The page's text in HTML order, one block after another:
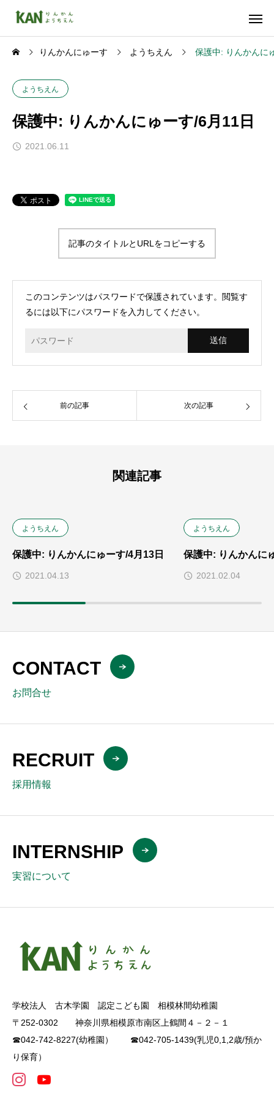
りんかんにゅーす ようちえん 保護中: りんかんに
ようちえん
保護中: りんかんにゅーす/6月11日
2021.06.11
記事のタイトルとURLをコピーする
このコンテンツはパスワードで保護されています。閲覧す
るには以下にパスワードを入力してください。
前の記事 次の記事
関連記事
ようちえん
保護中: りんかんにゅーす/4月13日
2021.04.13
ようちえん
保護中: りんかんに
2021.02.04
CONTACT
お問合せ
RECRUIT
採用情報
INTERNSHIP
実習について
学校法人 古木学園 認定こども園 相模林間幼稚園
〒252-0302 神奈川県相模原市南区上鶴間４－２－１
☎042-742-8227(幼稚園） ☎042-705-1439(乳児0,1,2歳/預か
り保育）